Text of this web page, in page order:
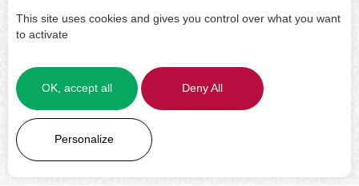
This site uses cookies and gives you control over what you want
to activate
OK, accept all Deny All
Personalize